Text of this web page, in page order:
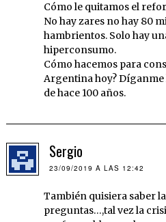
Cómo le quitamos el
No hay zares no hay 80
hambrientos. Solo hay
hiperconsumo.
Cómo hacemos para
Argentina hoy? Díganme
de hace 100 años.
Sergio
23/09/2019 A LAS 12:42
También quisiera saber
preguntas…,tal vez la